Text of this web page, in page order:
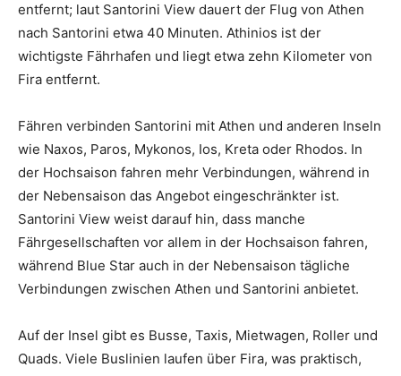
entfernt; laut Santorini View dauert der Flug von Athen
nach Santorini etwa 40 Minuten. Athinios ist der
wichtigste Fährhafen und liegt etwa zehn Kilometer von
Fira entfernt.
Fähren verbinden Santorini mit Athen und anderen Inseln
wie Naxos, Paros, Mykonos, Ios, Kreta oder Rhodos. In
der Hochsaison fahren mehr Verbindungen, während in
der Nebensaison das Angebot eingeschränkter ist.
Santorini View weist darauf hin, dass manche
Fährgesellschaften vor allem in der Hochsaison fahren,
während Blue Star auch in der Nebensaison tägliche
Verbindungen zwischen Athen und Santorini anbietet.
Auf der Insel gibt es Busse, Taxis, Mietwagen, Roller und
Quads. Viele Buslinien laufen über Fira, was praktisch,